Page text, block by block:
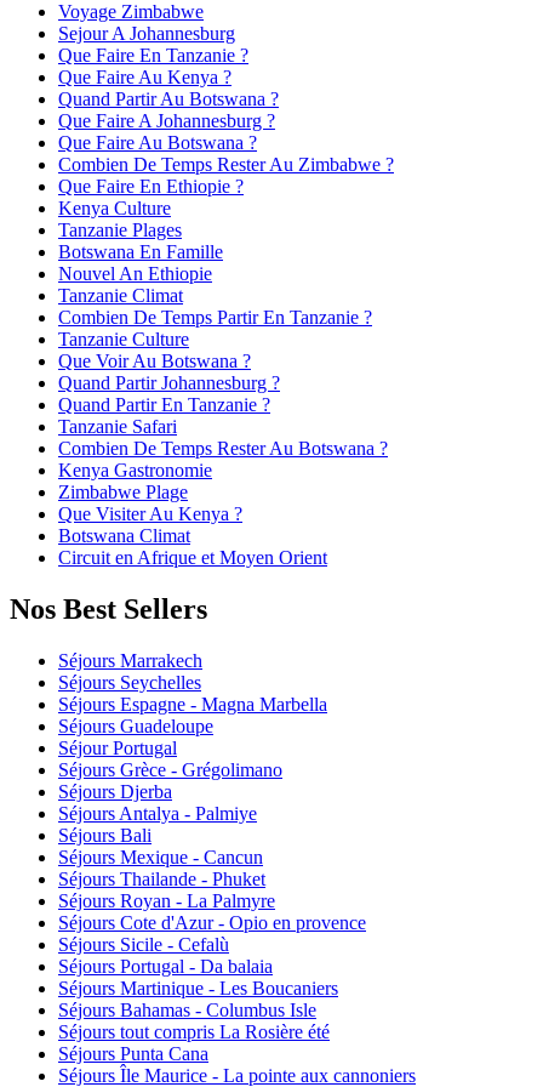
Voyage Zimbabwe
Sejour A Johannesburg
Que Faire En Tanzanie ?
Que Faire Au Kenya ?
Quand Partir Au Botswana ?
Que Faire A Johannesburg ?
Que Faire Au Botswana ?
Combien De Temps Rester Au Zimbabwe ?
Que Faire En Ethiopie ?
Kenya Culture
Tanzanie Plages
Botswana En Famille
Nouvel An Ethiopie
Tanzanie Climat
Combien De Temps Partir En Tanzanie ?
Tanzanie Culture
Que Voir Au Botswana ?
Quand Partir Johannesburg ?
Quand Partir En Tanzanie ?
Tanzanie Safari
Combien De Temps Rester Au Botswana ?
Kenya Gastronomie
Zimbabwe Plage
Que Visiter Au Kenya ?
Botswana Climat
Circuit en Afrique et Moyen Orient
Nos Best Sellers
Séjours Marrakech
Séjours Seychelles
Séjours Espagne - Magna Marbella
Séjours Guadeloupe
Séjour Portugal
Séjours Grèce - Grégolimano
Séjours Djerba
Séjours Antalya - Palmiye
Séjours Bali
Séjours Mexique - Cancun
Séjours Thailande - Phuket
Séjours Royan - La Palmyre
Séjours Cote d'Azur - Opio en provence
Séjours Sicile - Cefalù
Séjours Portugal - Da balaia
Séjours Martinique - Les Boucaniers
Séjours Bahamas - Columbus Isle
Séjours tout compris La Rosière été
Séjours Punta Cana
Séjours Île Maurice - La pointe aux cannoniers